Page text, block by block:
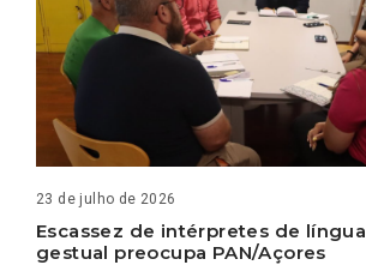
23 de julho de 2026
Escassez de intérpretes de língua
gestual preocupa PAN/Açores